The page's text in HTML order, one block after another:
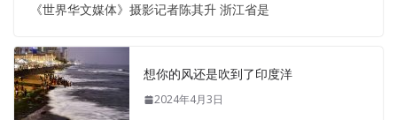
《世界华文媒体》摄影记者陈其升 浙江省是
想你的风还是吹到了印度洋
2024年4月3日